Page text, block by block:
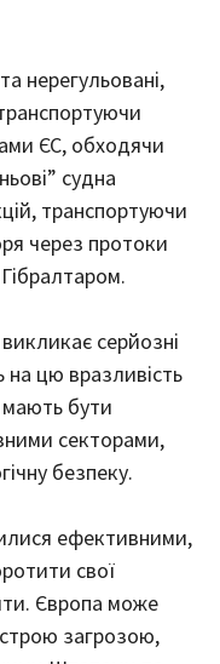
нерегульовані,
ЄС, обходячи
судна
транспортуючи
через протоки
серйозні
на цю вразливість
мають бути
секторами,
безпеку.
ефективними,
свої
Європа може
загрозою,